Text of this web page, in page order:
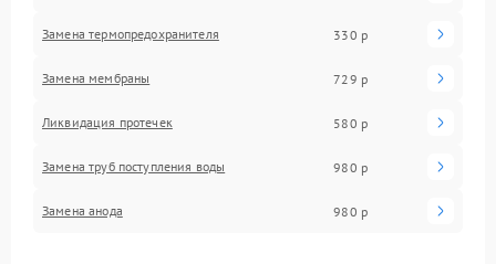
Замена термопредохранителя 330 р
Замена мембраны 729 р
Ликвидация протечек 580 р
Замена труб поступления воды 980 р
Замена анода 980 р